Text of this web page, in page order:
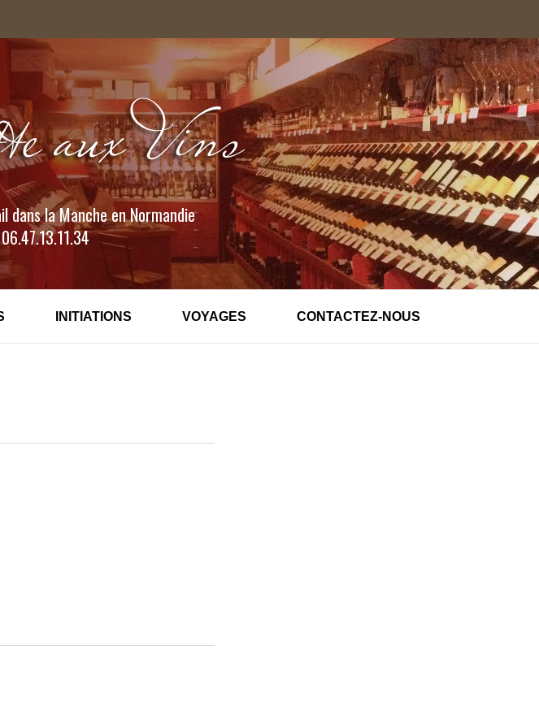
dans la Manche en Normandie
INITIATIONS VOYAGES CONTACTEZ-NOUS